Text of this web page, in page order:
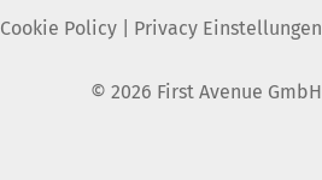
Cookie Policy| Privacy Einstellungen
© 2026 First Avenue GmbH